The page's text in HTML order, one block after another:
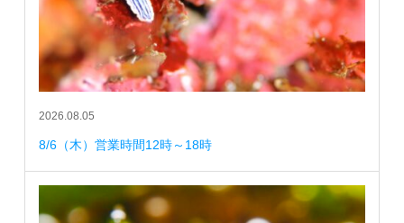
2026.08.05
8/6（木）営業時間12時～18時